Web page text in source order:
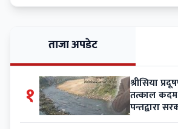
ताजा अपडेट
१ श्रीसिया
तत्काल कदम
पन्तद्वारा